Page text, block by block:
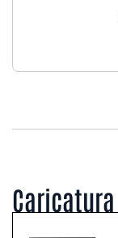
Caricatura